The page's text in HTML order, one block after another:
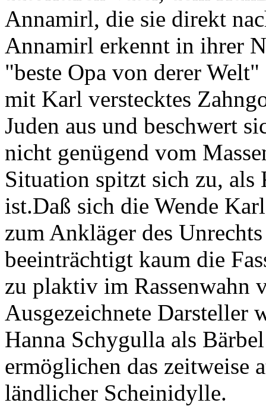
Annamirl, die sie direkt
Annamirl erkennt in ihrer
"beste Opa von derer
mit Karl verstecktes
Juden aus und beschwert
nicht genügend vom
Situation spitzt sich zu, als
ist.Daß sich die Wende
zum Ankläger des
beeinträchtigt kaum die
zu plaktiv im Rassenwahn
Ausgezeichnete Darsteller
Hanna Schygulla als
ermöglichen das zeitweise
ländlicher Scheinidylle.